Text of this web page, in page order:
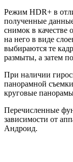
Режим HDR+ в
полученные
снимок в качестве
на него в виде
выбираются те
размыты, а затем
При наличии
панорамной
круговые
Перечисленные
зависимости от
Андроид.